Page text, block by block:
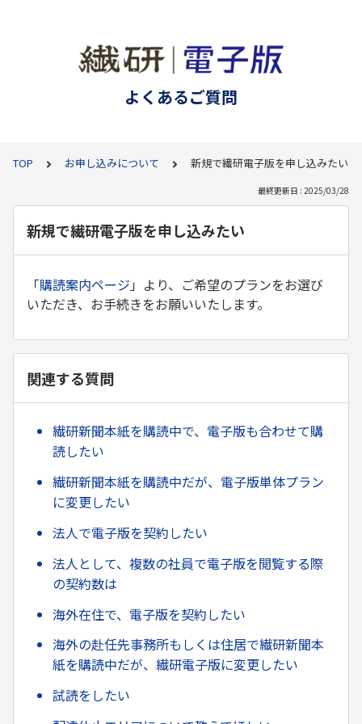
よくあるご質問
TOP お申し込みについて 新規で繊研電子版を申し込みたい
最終更新日 : 2025/03/28
新規で繊研電子版を申し込みたい
「購読案内ページ 」より、ご希望のプランをお選び
いただき、お手続きをお願いいたします。
関連する質問
繊研新聞本紙を購読中で、電子版も合わせて購
読したい
繊研新聞本紙を購読中だが、電子版単体プラン
に変更したい
法人で電子版を契約したい
法人として、複数の社員で電子版を閲覧する際
の契約数は
海外在住で、電子版を契約したい
海外の赴任先事務所もしくは住居で繊研新聞本
紙を購読中だが、繊研電子版に変更したい
試読をしたい